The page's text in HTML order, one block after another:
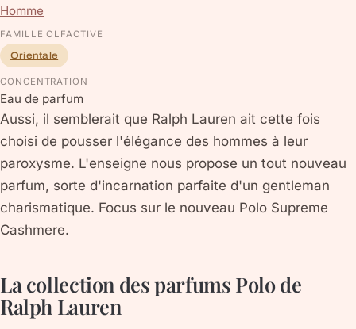
Homme
FAMILLE OLFACTIVE
Orientale
CONCENTRATION
Eau de parfum
Aussi, il semblerait que Ralph Lauren ait cette fois
choisi de pousser l'élégance des hommes à leur
paroxysme. L'enseigne nous propose un tout nouveau
parfum, sorte d'incarnation parfaite d'un gentleman
charismatique. Focus sur le nouveau Polo Supreme
Cashmere.
La collection des parfums Polo de
Ralph Lauren